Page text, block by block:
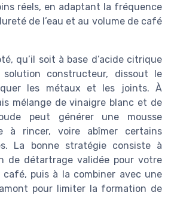
réels, en adaptant la fréquence
de l’eau et au volume de café
qu’il soit à base d’acide citrique
constructeur, dissout le
les métaux et les joints. À
mélange de vinaigre blanc et de
peut générer une mousse
à rincer, voire abîmer certains
La bonne stratégie consiste à
de détartrage validée pour votre
puis à la combiner avec une
pour limiter la formation de